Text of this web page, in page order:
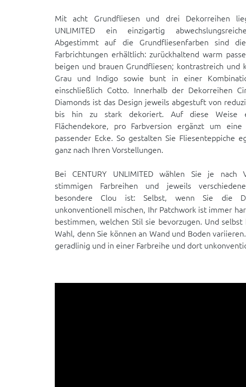
Mit acht Grundfliesen und drei Dekorreihen
UNLIMITED ein einzigartig
Abgestimmt auf die Grundfliesenfarben sind
Farbrichtungen erhältlich: zurückhaltend warm
beigen und brauen Grundfliesen; kontrastreich und
Grau und Indigo sowie bunt in einer
einschließlich Cotto. Innerhalb der Dekorreihen
Diamonds ist das Design jeweils abgestuft von
bis hin zu stark dekoriert. Auf diese Weise
Flächendekore, pro Farbversion ergänzt um
passender Ecke. So gestalten Sie Fliesenteppiche
ganz nach Ihren Vorstellungen.
Bei CENTURY UNLIMITED wählen Sie je nach
stimmigen Farbreihen und jeweils
besondere Clou ist: Selbst, wenn Sie die
unkonventionell mischen, Ihr Patchwork ist immer
bestimmen, welchen Stil sie bevorzugen. Und
Wahl, denn Sie können an Wand und Boden
geradlinig und in einer Farbreihe und dort